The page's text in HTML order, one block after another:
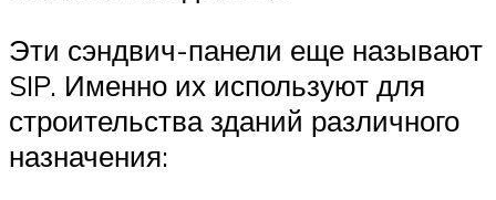
Эти сэндвич-панели еще называют
SIP. Именно их используют для
строительства зданий различного
назначения: